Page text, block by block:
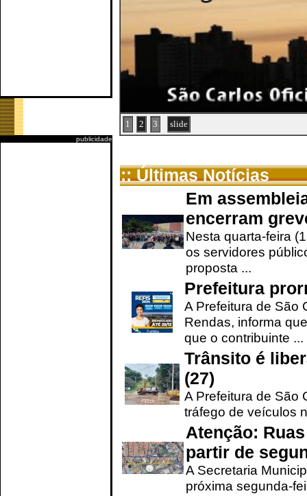
publicidade
1 2 3 slide
:: Últimas Notícias
Em
encerram
Nesta quarta-feira
os servidores
proposta ...
Prefeitura
A Prefeitura de São
Rendas, informa
que o contribuinte ...
Trânsito é
(27)
A Prefeitura de São
tráfego de veículos
Atenção:
partir de
A Secretaria
próxima segunda-